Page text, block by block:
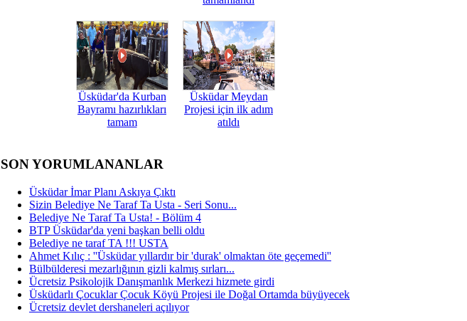
Üsküdar'da Kurban
Bayramı hazırlıkları
tamam
Üsküdar Meydan
Projesi için ilk adım
atıldı
SON YORUMLANANLAR
Üsküdar İmar Planı Askıya Çıktı
Sizin Belediye Ne Taraf Ta Usta - Seri Sonu...
Belediye Ne Taraf Ta Usta! - Bölüm 4
BTP Üsküdar'da yeni başkan belli oldu
Belediye ne taraf TA !!! USTA
Ahmet Kılıç : ''Üsküdar yıllardır bir 'durak' olmaktan öte geçemedi''
Bülbülderesi mezarlığının gizli kalmış sırları...
Ücretsiz Psikolojik Danışmanlık Merkezi hizmete girdi
Üsküdarlı Çocuklar Çocuk Köyü Projesi ile Doğal Ortamda büyüyecek
Ücretsiz devlet dershaneleri açılıyor